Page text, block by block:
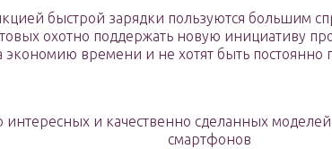
быстрой зарядки пользуются большим
охотно поддержать новую инициативу
экономию времени и не хотят быть
интересных и качественно сделанных
смартфонов